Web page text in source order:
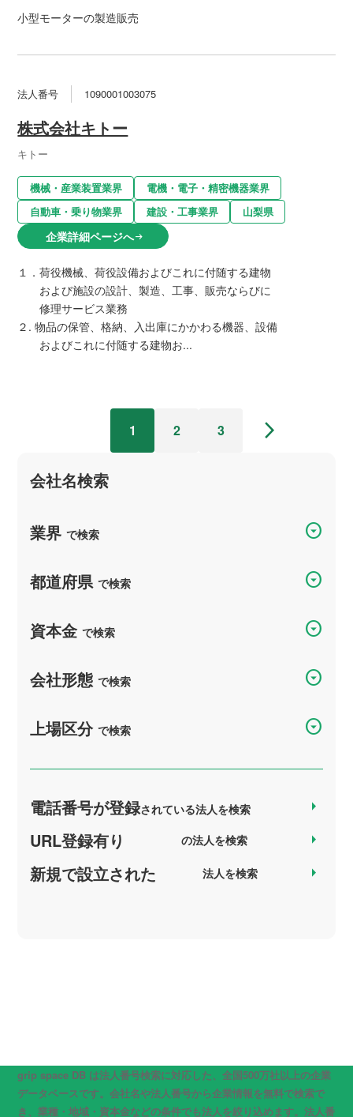
会社名検索
業界で検索 arrow_drop_down_circle
都道府県で検索 arrow_drop_down_circle
資本金で検索 arrow_drop_down_circle
会社形態で検索 arrow_drop_down_circle
上場区分で検索 arrow_drop_down_circle
電話番号が登録されている法人を検索 arrow_right
URL登録有り の法人を検索 arrow_right
新規で設立された 法人を検索 arrow_right
小型モーターの製造販売
法人番号 1090001003075
株式会社キトー
キトー
機械・産業装置業界
電機・電子・精密機器業界
自動車・乗り物業界
建設・工事業界 山梨県
企業詳細ページへarrow_right_alt
１．荷役機械、荷役設備およびこれに付随する建物
および施設の設計、製造、工事、販売ならびに
修理サービス業務
２. 物品の保管、格納、入出庫にかかわる機器、設備
およびこれに付随する建物お...
1 2 3 arrow_forward_ios
grip space DB は法人番号検索に対応した、全国500万社以上の企業
データベースです。会社名や法人番号から企業情報を無料で検索で
き、業種・地域・資本金などの条件でも法人を絞り込めます。法人番